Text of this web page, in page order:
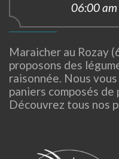
06:00
Maraicher au Rozay
proposons des
raisonnée. Nous
paniers composés de
Découvrez tous nos